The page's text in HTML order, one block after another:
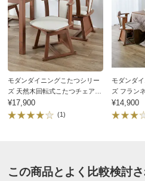
お支払い方法
■サイズ：150cm×85cm用
■素材：側地・中わた…ポリエ
■サイドにリモコンが収納でき
■中国製
ディノスのサイ
モダンダイニングこたつシリー
ズ 天然木回転式こたつチェア 1
脚
¥17,900
(1)
モダンダ
ズ フラン
135×80cm用
¥14,900
この商品とよく比較検討